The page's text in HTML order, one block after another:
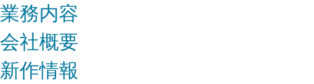
業務内容
会社概要
新作情報